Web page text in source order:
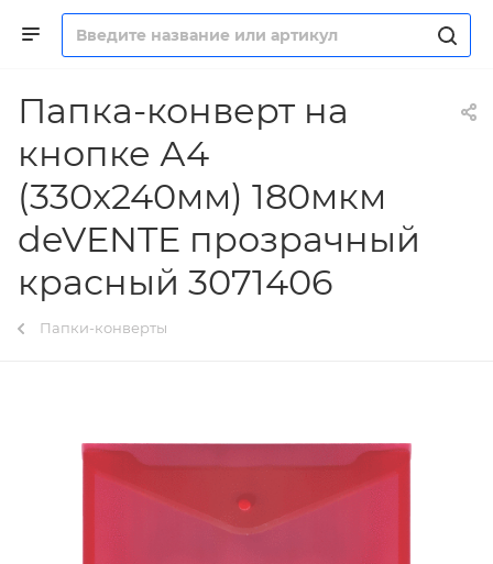
Папка-конверт на
кнопке А4
(330x240мм) 180мкм
deVENTE прозрачный
красный 3071406
Папки-конверты